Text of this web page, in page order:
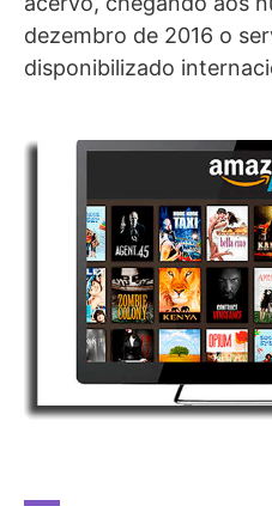
dezembro de 2016 o
disponibilizado